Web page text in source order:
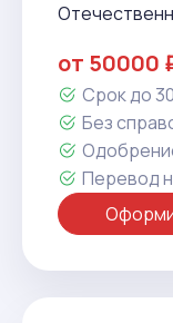
от 50000
Срок до
Без
Перевод